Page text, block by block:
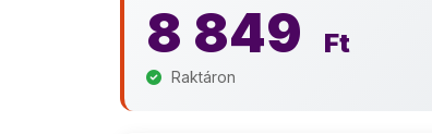
8 849 Ft
Raktáron